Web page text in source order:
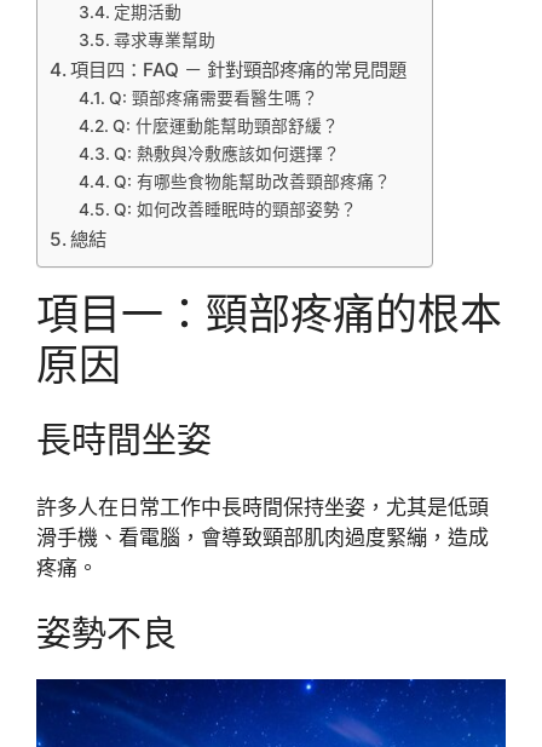
定期活動
尋求專業幫助
項目四：FAQ － 針對頸部疼痛的常見問題
Q: 頸部疼痛需要看醫生嗎？
Q: 什麼運動能幫助頸部舒緩？
Q: 熱敷與冷敷應該如何選擇？
Q: 有哪些食物能幫助改善頸部疼痛？
Q: 如何改善睡眠時的頸部姿勢？
總結
項目一：頸部疼痛的根本
原因
長時間坐姿
許多人在日常工作中長時間保持坐姿，尤其是低頭
滑手機、看電腦，會導致頸部肌肉過度緊繃，造成
疼痛。
姿勢不良